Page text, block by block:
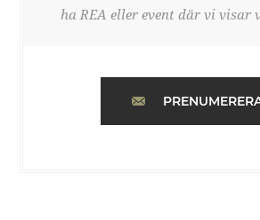
ha REA eller event där vi visar